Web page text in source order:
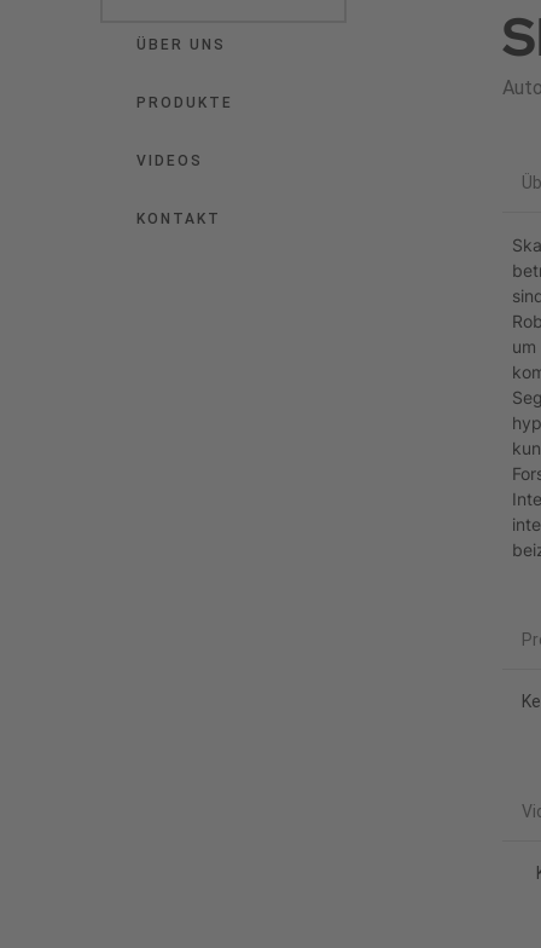
ÜBER UNS
PRODUKTE
VIDEOS
KONTAKT